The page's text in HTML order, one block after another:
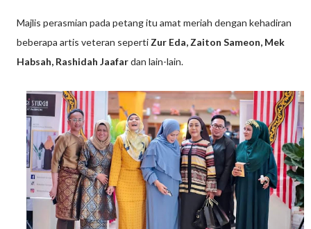
Majlis perasmian pada petang itu amat meriah dengan kehadiran
beberapa artis veteran seperti Zur Eda, Zaiton Sameon, Mek
Habsah, Rashidah Jaafardan lain-lain.